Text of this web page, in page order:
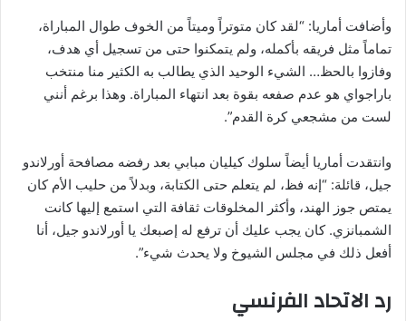
وأضافت أماريا: “لقد كان متوتراً وميتاً من الخوف طوال المباراة،
تماماً مثل فريقه بأكمله، ولم يتمكنوا حتى من تسجيل أي هدف،
وفازوا بالحظ… الشيء الوحيد الذي يطالب به الكثير منا منتخب
باراجواي هو عدم صفعه بقوة بعد انتهاء المباراة. وهذا برغم أنني
لست من مشجعي كرة القدم”.
وانتقدت أماريا أيضاً سلوك كيليان مبابي بعد رفضه مصافحة أورلاندو
جيل، قائلة: “إنه فظ، لم يتعلم حتى الكتابة، وبدلاً من حليب الأم كان
يمتص جوز الهند، وأكثر المخلوقات ثقافة التي استمع إليها كانت
الشمبانزي. كان يجب عليك أن ترفع له إصبعك يا أورلاندو جيل، أنا
أفعل ذلك في مجلس الشيوخ ولا يحدث شيء”.
رد الاتحاد الفرنسي